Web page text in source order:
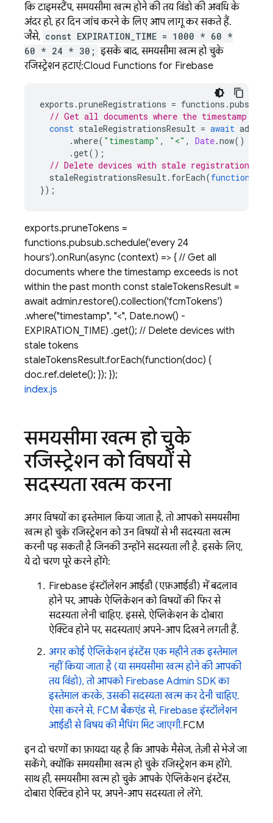
कि टाइमस्टैंप, समयसीमा खत्म होने की तय विंडो की अवधि के
अंदर हो, हर दिन जांच करने के लिए आप लागू कर सकते हैं.
जैसे, const EXPIRATION_TIME = 1000 * 60 *
60 * 24 * 30; इसके बाद, समयसीमा खत्म हो चुके
रजिस्ट्रेशन हटाएं:Cloud Functions for Firebase
exports .pruneRegistrations = functions .pubsub
// Get all documents where the timestamp
const staleRegistrationsResult = await admin
.where( "timestamp" , "<" , Date.now()
.get();
// Delete devices with stale registrations
staleRegistrationsResult. forEach(function
});
exports.pruneTokens =
functions.pubsub.schedule('every 24
hours').onRun(async (context) => { // Get all
documents where the timestamp exceeds is not
within the past month const staleTokensResult =
await admin.firestore().collection('fcmTokens')
.where("timestamp", "<", Date.now() -
EXPIRATION_TIME) .get(); // Delete devices with
stale tokens
staleTokensResult.forEach(function(doc) {
doc.ref.delete(); }); });
index.js
समयसीमा खत्म हो चुके
रजिस्ट्रेशन को विषयों से
सदस्यता खत्म करना
अगर विषयों का इस्तेमाल किया जाता है, तो आपको समयसीमा
खत्म हो चुके रजिस्ट्रेशन को उन विषयों से भी सदस्यता खत्म
करनी पड़ सकती है जिनकी उन्होंने सदस्यता ली है. इसके लिए,
ये दो चरण पूरे करने होंगे:
Firebase इंस्टॉलेशन आईडी (एफ़आईडी) में बदलाव
होने पर, आपके ऐप्लिकेशन को विषयों की फिर से
सदस्यता लेनी चाहिए. इससे, ऐप्लिकेशन के दोबारा
ऐक्टिव होने पर, सदस्यताएं अपने-आप दिखने लगती हैं.
अगर कोई ऐप्लिकेशन इंस्टेंस एक महीने तक इस्तेमाल
नहीं किया जाता है (या समयसीमा खत्म होने की आपकी
तय विंडो), तो आपको Firebase Admin SDK का
इस्तेमाल करके, उसकी सदस्यता खत्म कर देनी चाहिए.
ऐसा करने से, FCM बैकएंड से, Firebase इंस्टॉलेशन
आईडी से विषय की मैपिंग मिट जाएगी.FCM
इन दो चरणों का फ़ायदा यह है कि आपके मैसेज, तेज़ी से भेजे जा
सकेंगे, क्योंकि समयसीमा खत्म हो चुके रजिस्ट्रेशन कम होंगे.
साथ ही, समयसीमा खत्म हो चुके आपके ऐप्लिकेशन इंस्टेंस,
दोबारा ऐक्टिव होने पर, अपने-आप सदस्यता ले लेंगे.